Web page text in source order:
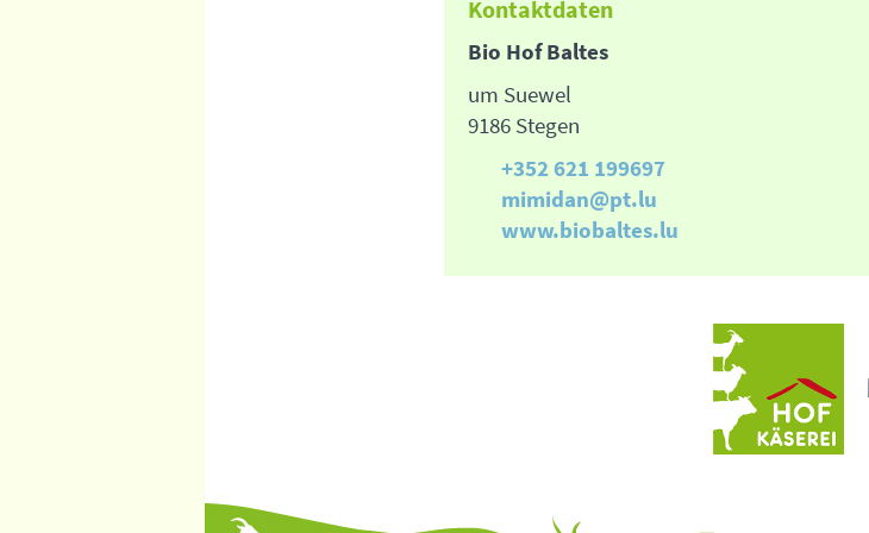
Kontaktdaten
Bio Hof Baltes
um Suewel
9186 Stegen
+352 621 199697
mimidan@pt.lu
www.biobaltes.lu